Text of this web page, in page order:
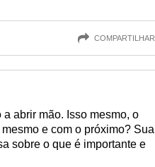
COMPARTILHAR
abrir mão. Isso mesmo, o
e com o próximo? Sua
sobre o que é importante e